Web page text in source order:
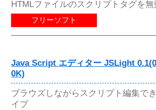
HTMLファイルのスクリプトタグを
フリーソフト
Java Script エディター JSLight
0K)
ブラウズしながらスクリプト編集で
イプ